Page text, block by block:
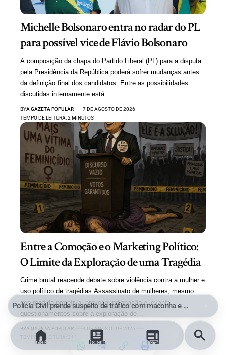
Polícia Civil prende suspeito de tráfico com maconha e cocaína no Parque Aeroporto, em Macaé
Início Notícias Portal
Michelle Bolsonaro entra no radar do PL
para possível vice de Flávio Bolsonaro
A composição da chapa do Partido Liberal (PL) para a disputa
pela Presidência da República poderá sofrer mudanças antes
da definição final dos candidatos. Entre as possibilidades
discutidas internamente está…
BYA GAZETA POPULAR
7 DE AGOSTO DE 2026
TEMPO DE LEITURA: 2 MINUTOS
Entre a Comoção e o Marketing Político:
O Limite da Exploração de uma Tragédia
Crime brutal reacende debate sobre violência contra a mulher e
uso político de tragédias Assassinato de mulheres, mesmo
sob medida protetiva, provoca indignação e levanta
questionamentos sobre a exploração de…
BYA GAZETA POPULAR
4 DE AGOSTO DE 2026
TEMPO DE LEITURA: 3 MINUTOS